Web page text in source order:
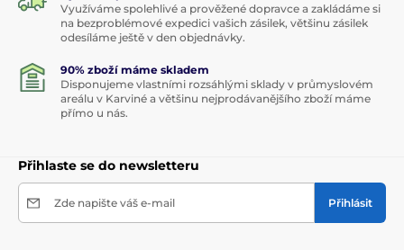
Využíváme spolehlivé a prověžené dopravce a zakládáme si
na bezproblémové expedici vašich zásilek, většinu zásilek
odesíláme ještě v den objednávky.
90% zboží máme skladem
Disponujeme vlastními rozsáhlými sklady v průmyslovém
areálu v Karviné a většinu nejprodávanějšího zboží máme
přímo u nás.
Přihlaste se do newsletteru
Zde napište váš e-mail Přihlásit